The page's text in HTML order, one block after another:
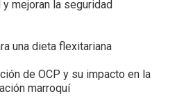
mejoran la seguridad
una dieta flexitariana
de OCP y su impacto en la
marroquí